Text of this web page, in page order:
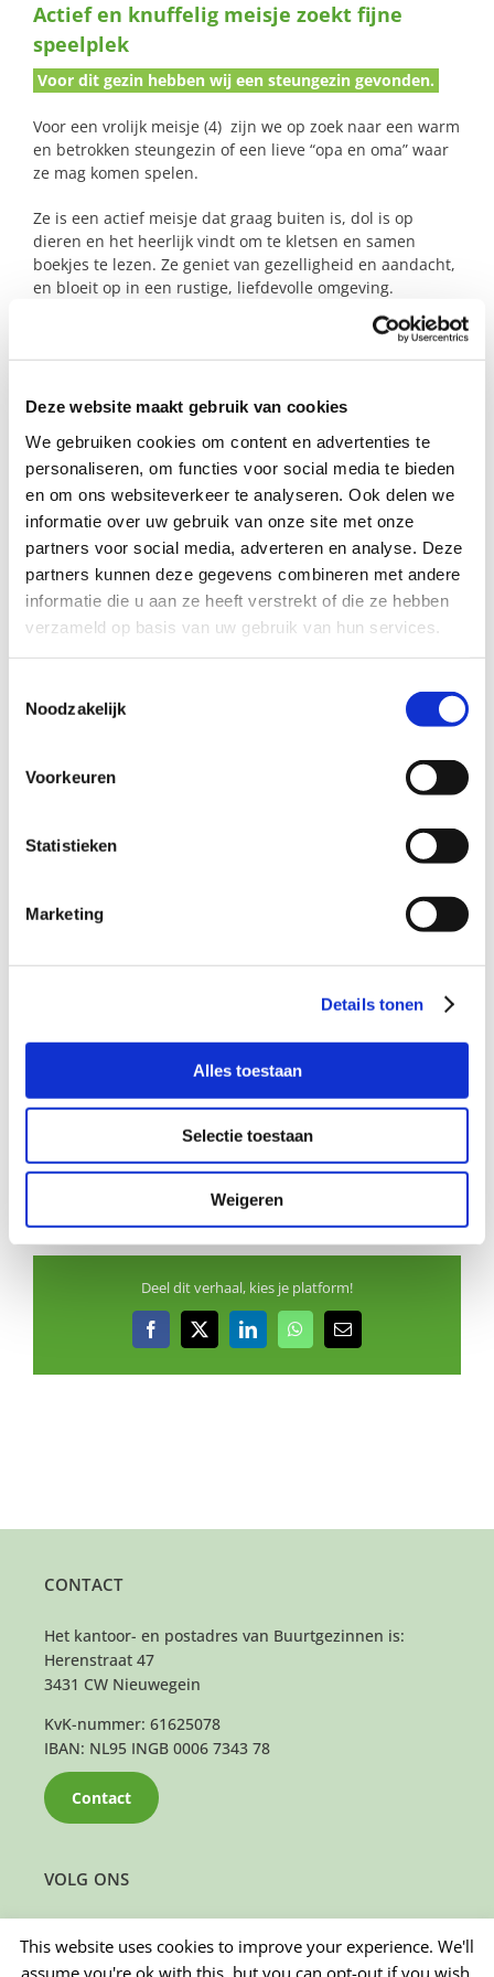
Deze website maakt gebruik van cookies
We gebruiken cookies om content en advertenties te
personaliseren, om functies voor social media te bieden
en om ons websiteverkeer te analyseren. Ook delen we
informatie over uw gebruik van onze site met onze
partners voor social media, adverteren en analyse. Deze
partners kunnen deze gegevens combineren met andere
informatie die u aan ze heeft verstrekt of die ze hebben
verzameld op basis van uw gebruik van hun services.
Noodzakelijk
Voorkeuren
Statistieken
Marketing
Details tonen
Alles toestaan
Selectie toestaan
Weigeren
naar:
Actief en knuffelig meisje zoekt fijne
speelplek
Voor dit gezin hebben wij een steungezin gevonden.
Voor een vrolijk meisje (4) zijn we op zoek naar een warm
en betrokken steungezin of een lieve “opa en oma” waar
ze mag komen spelen.
Ze is een actief meisje dat graag buiten is, dol is op
dieren en het heerlijk vindt om te kletsen en samen
boekjes te lezen. Ze geniet van gezelligheid en aandacht,
en bloeit op in een rustige, liefdevolle omgeving.
Haar alleenstaande moeder zorgt met veel liefde voor
haar, maar heeft niet altijd de energie om er samen op
welkom is om te spelen en nieuwe ervaringen op te doen,
Mag ze bij jou komen spelen?
Profiel steungezin
We zoeken een gezin dat:
Warmte en aandacht kan bieden;
Openstaat voor een regelmatig contact;
Wil je meer informatie?
Dan kun je contact opnemen met Sharon de Zeeuw,
coördinator Buurtgezinnen voor de gemeente Den Haag,
82 10 64.
Hoe werkt Buurtgezinnen?
Bekijk andere zoekprofielen
Deel dit verhaal, kies je platform!
Facebook
X LinkedInWhatsApp
E-
VOLG ONS
CONTACT
Het kantoor- en postadres van Buurtgezinnen is:
Herenstraat 47
3431 CW Nieuwegein
KvK-nummer: 61625078
IBAN: NL95 INGB 0006 7343 78
Contact
This website uses cookies to improve your experience. We'll
assume you're ok with this, but you can opt-out if you wish.